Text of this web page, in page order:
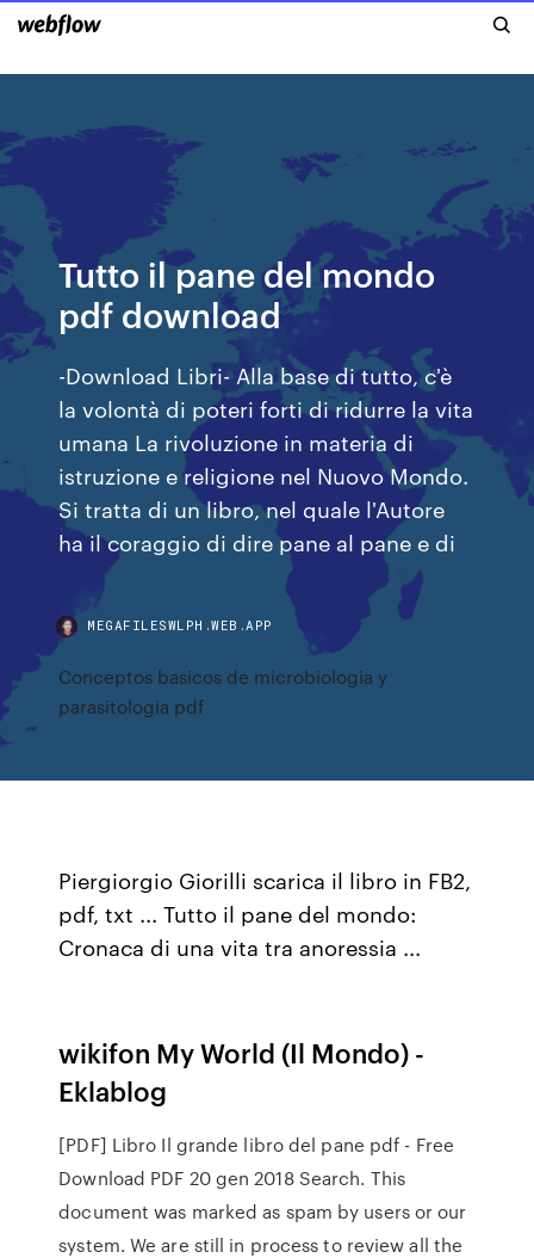
Tutto il pane del mondo
pdf download
-Download Libri- Alla base di tutto, c'è
la volontà di poteri forti di ridurre la vita
umana La rivoluzione in materia di
istruzione e religione nel Nuovo Mondo.
Si tratta di un libro, nel quale l'Autore
ha il coraggio di dire pane al pane e di
MEGAFILESWLPH.WEB.APP
Conceptos basicos de microbiologia y
parasitologia pdf
Piergiorgio Giorilli scarica il libro in FB2,
pdf, txt ... Tutto il pane del mondo:
Cronaca di una vita tra anoressia ...
wikifon My World (Il Mondo) -
Eklablog
[PDF] Libro Il grande libro del pane pdf - Free
Download PDF 20 gen 2018 Search. This
document was marked as spam by users or our
system. We are still in process to review all the